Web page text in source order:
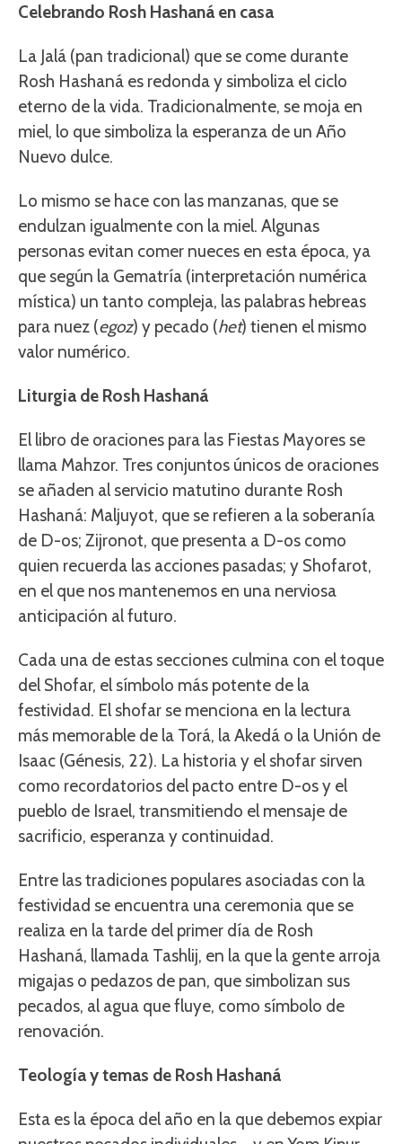
Celebrando Rosh Hashaná en casa
La Jalá (pan tradicional) que se come durante
Rosh Hashaná es redonda y simboliza el ciclo
eterno de la vida. Tradicionalmente, se moja en
miel, lo que simboliza la esperanza de un Año
Nuevo dulce.
Lo mismo se hace con las manzanas, que se
endulzan igualmente con la miel. Algunas
personas evitan comer nueces en esta época, ya
que según la Gematría (interpretación numérica
mística) un tanto compleja, las palabras hebreas
para nuez (egoz) y pecado (het) tienen el mismo
valor numérico.
Liturgia de Rosh Hashaná
El libro de oraciones para las Fiestas Mayores se
llama Mahzor. Tres conjuntos únicos de oraciones
se añaden al servicio matutino durante Rosh
Hashaná: Maljuyot, que se refieren a la soberanía
de D-os; Zijronot, que presenta a D-os como
quien recuerda las acciones pasadas; y Shofarot,
en el que nos mantenemos en una nerviosa
anticipación al futuro.
Cada una de estas secciones culmina con el toque
del Shofar, el símbolo más potente de la
festividad. El shofar se menciona en la lectura
más memorable de la Torá, la Akedá o la Unión de
Isaac (Génesis, 22). La historia y el shofar sirven
como recordatorios del pacto entre D-os y el
pueblo de Israel, transmitiendo el mensaje de
sacrificio, esperanza y continuidad.
Entre las tradiciones populares asociadas con la
festividad se encuentra una ceremonia que se
realiza en la tarde del primer día de Rosh
Hashaná, llamada Tashlij, en la que la gente arroja
migajas o pedazos de pan, que simbolizan sus
pecados, al agua que fluye, como símbolo de
renovación.
Teología y temas de Rosh Hashaná
Esta es la época del año en la que debemos expiar